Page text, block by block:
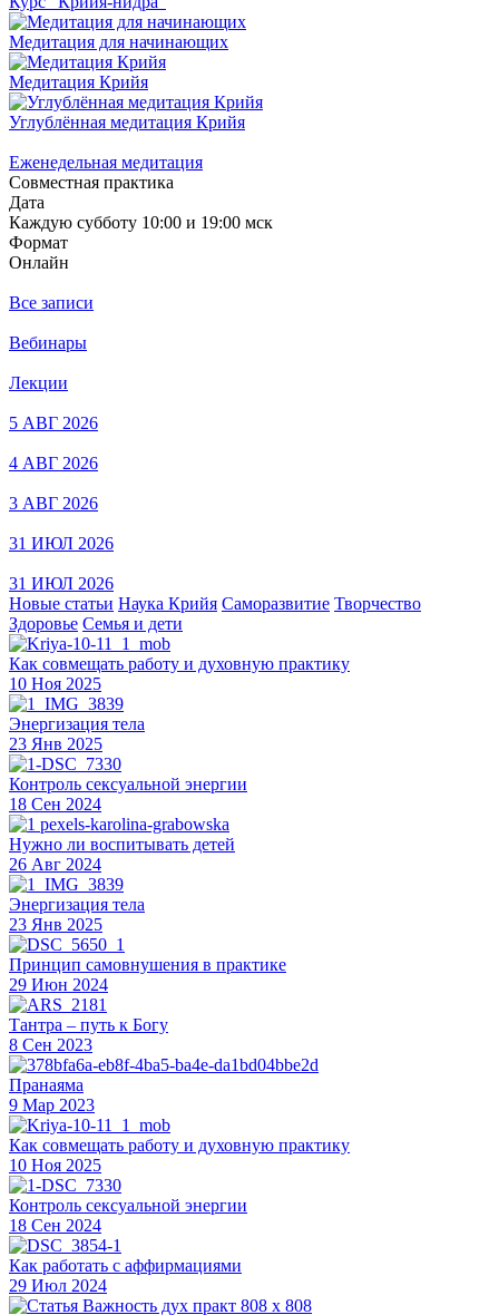
Медитация для начинающих
Медитация Крийя
Углублённая медитация Крийя
Еженедельная медитация
Совместная практика
Дата
Каждую субботу 10:00 и 19:00 мск
Формат
Онлайн
Все записи
Вебинары
Лекции
5 АВГ 2026
4 АВГ 2026
3 АВГ 2026
31 ИЮЛ 2026
31 ИЮЛ 2026
Новые статьи Наука Крийя Саморазвитие Творчество
Здоровье Семья и дети
Как совмещать работу и духовную практику
10 Ноя 2025
Энергизация тела
23 Янв 2025
Контроль сексуальной энергии
18 Сен 2024
Нужно ли воспитывать детей
26 Авг 2024
Энергизация тела
23 Янв 2025
Принцип самовнушения в практике
29 Июн 2024
Тантра – путь к Богу
8 Сен 2023
Пранаяма
9 Мар 2023
Как совмещать работу и духовную практику
10 Ноя 2025
Контроль сексуальной энергии
18 Сен 2024
Как работать с аффирмациями
29 Июл 2024